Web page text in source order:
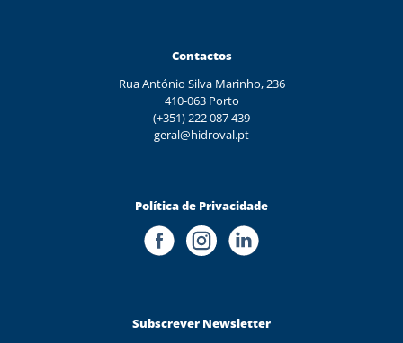
Contactos
Rua António Silva Marinho, 236
410-063 Porto
(+351) 222 087 439
geral@hidroval.pt
Política de Privacidade
Subscrever Newsletter